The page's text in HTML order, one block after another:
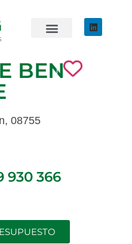
BEN
08755
930 366